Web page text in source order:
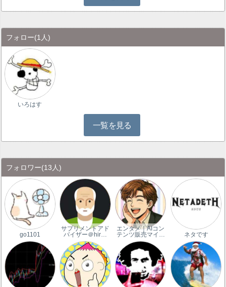
フォロー(1人)
いろはす
一覧を見る
フォロワー(13人)
go1101
サプリメントアド
バイザー＠hir…
エンタメ｜AIコン
テンツ販売マイ…
ネタです